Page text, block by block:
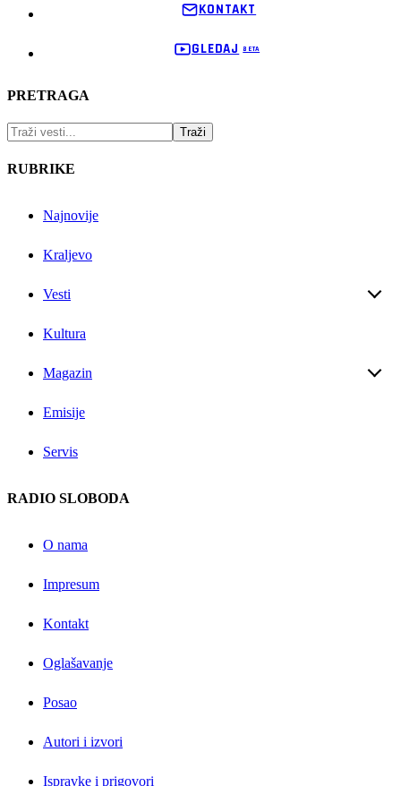
KONTAKT
GLEDAJ
PRETRAGA
RUBRIKE
Najnovije
Kraljevo
Vesti
Kultura
Magazin
Emisije
Servis
RADIO SLOBODA
O nama
Impresum
Kontakt
Oglašavanje
Posao
Autori i izvori
Ispravke i prigovori